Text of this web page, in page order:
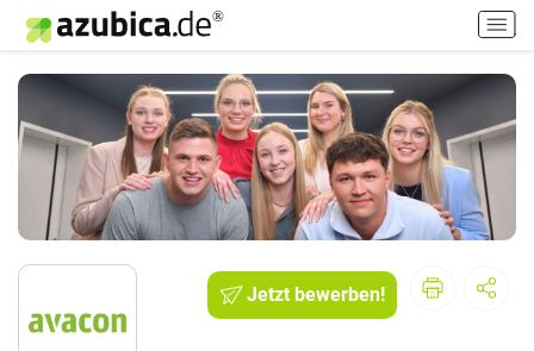
H
a
u
p
t
m
e
n
ü
i
Jetzt bewerben!